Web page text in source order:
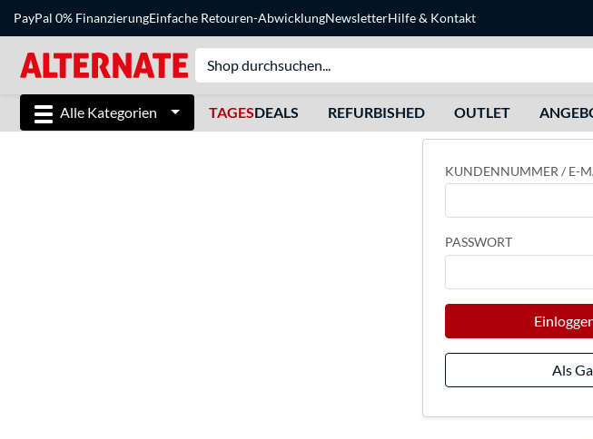
PayPal 0% FinanzierungEinfache Retouren-AbwicklungNewsletterHilfe& Kontakt
Alle Kategorien TAGESDEALS REFURBISHED OUTLET
KUNDENNUMMER / E-
PASSWORT
Als